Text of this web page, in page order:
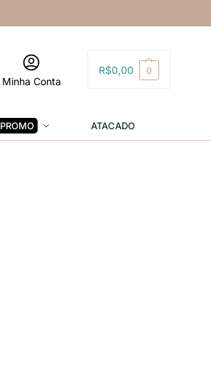
Minha Conta
R$0,00 0
PROMO ATACADO